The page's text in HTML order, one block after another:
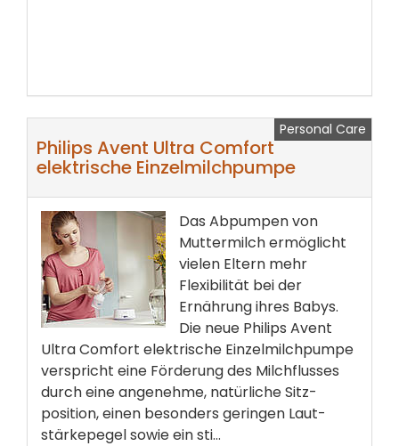
Personal Care
Philips Avent Ultra Comfort
elektrische Einzelmilchpumpe
Das Abpumpen von
Mutter­milch ermöglicht
vielen Eltern mehr
Flexibilität bei der
Ernährung ihres Babys.
Die neue Philips Avent
Ultra Comfort elektrische Einzel­milch­pumpe
verspricht eine Förderung des Milch­flusses
durch eine angenehme, natürliche Sitz­
position, einen besonders geringen Laut­
stärke­pegel sowie ein sti...